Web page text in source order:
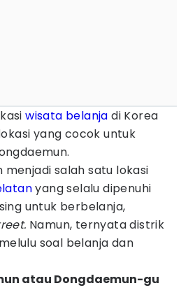
wisata belanja di Korea
yang cocok untuk
menjadi salah satu lokasi
yang selalu dipenuhi
untuk berbelanja,
Namun, ternyata distrik
soal belanja dan
atau Dongdaemun-gu